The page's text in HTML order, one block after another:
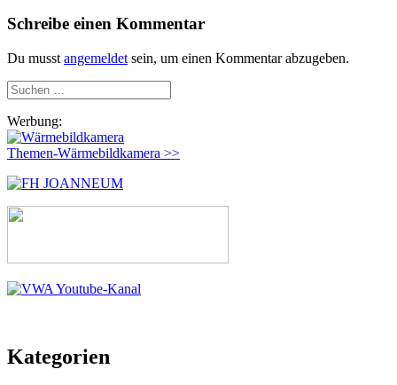
Schreibe einen Kommentar
Du musst angemeldet sein, um einen Kommentar abzugeben.
Suchen
nach:
Werbung:
Themen-Wärmebildkamera >>
Kategorien